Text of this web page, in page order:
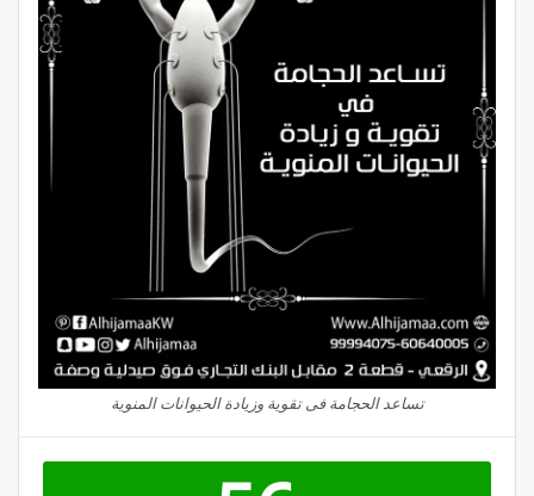
تساعد الحجامة فى تقوية وزيادة الحيوانات المنوية